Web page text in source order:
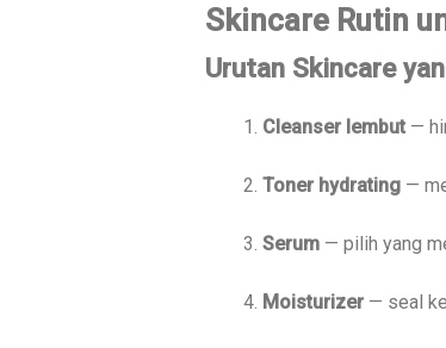
Skincare Rutin
Urutan Skincare
Cleanser lembut —
Toner hydrating —
Serum — pilih yang
Moisturizer — seal